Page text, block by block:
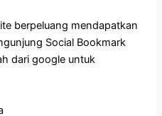
berpeluang mendapatkan
Social Bookmark
dari google untuk